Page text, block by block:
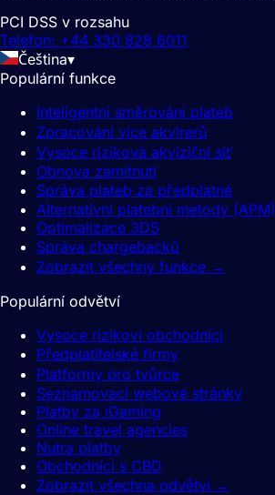
PCI DSS v rozsahu
Telefon: +44 330 828 6011
Čeština▾
Populární funkce
Inteligentní směrování plateb
Zpracování více akvirerů
Vysoce riziková akviziční síť
Obnova zamítnutí
Správa plateb za předplatné
Alternativní platební metody (APM)
Optimalizace 3DS
Správa chargebacků
Zobrazit všechny funkce →
Populární odvětví
Vysoce rizikoví obchodníci
Předplatitelské firmy
Platformy pro tvůrce
Seznamovací webové stránky
Platby za iGaming
Online travel agencies
Nutra platby
Obchodníci s CBD
Zobrazit všechna odvětví →